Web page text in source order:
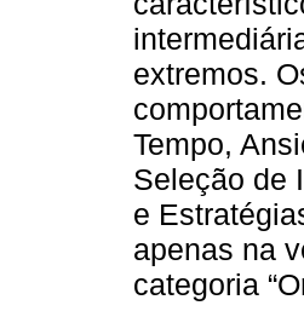
extremos.
Tempo,
Seleção de
e
apenas na
categoria